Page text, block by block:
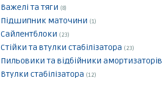
Важелі та тяги (8)
Підшипник маточини (1)
Сайлентблоки (23)
Стійки та втулки стабілізатора (23)
Пильовики та відбійники амортизаторів
Втулки стабілізатора (12)